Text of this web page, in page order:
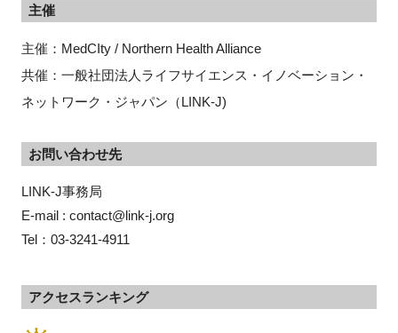
主催
主催：MedCIty / Northern Health Alliance
共催：一般社団法人ライフサイエンス・イノベーション・
ネットワーク・ジャパン（LINK-J)
お問い合わせ先
LINK-J事務局
E-mail : contact@link-j.org
Tel：03-3241-4911
アクセスランキング